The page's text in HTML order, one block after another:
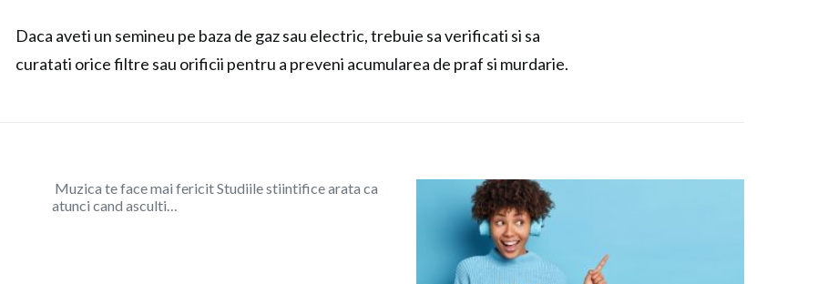
Daca aveti un semineu pe baza de gaz sau electric, trebuie sa verificati si sa
curatati orice filtre sau orificii pentru a preveni acumularea de praf si murdarie.
Muzica te face mai fericit Studiile stiintifice arata ca
atunci cand asculti…